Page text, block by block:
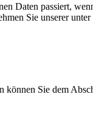
passiert,
Sie unserer
Sie dem